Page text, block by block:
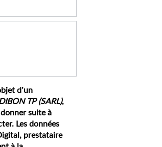
d’un
TP (SARL),
suite à
Les données
prestataire